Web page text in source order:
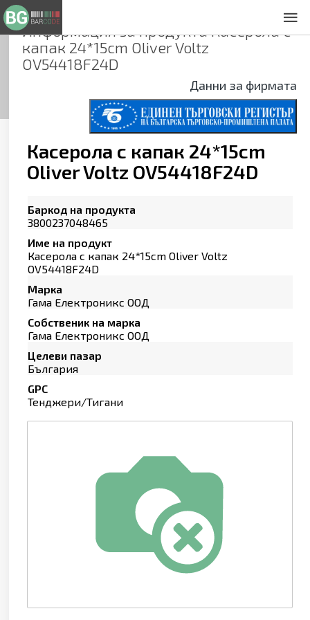
Информация за продуктаКасерола с
капак 24*15cm Oliver Voltz
OV54418F24D
Данни за фирмата
Касерола с капак 24*15cm
Oliver Voltz OV54418F24D
Баркод на продукта
3800237048465
Име на продукт
Касерола с капак 24*15cm Oliver Voltz
OV54418F24D
Марка
Гама Електроникс ООД
Собственик на марка
Гама Електроникс ООД
Целеви пазар
България
GPC
Тенджери/Тигани
Общи условия
Декларация за проверителност
Заснемане на продукти
Контакти